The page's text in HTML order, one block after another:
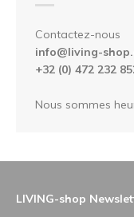
Contactez-nous
info@living-
+32 (0) 472 232
Nous sommes
LIVING-shop